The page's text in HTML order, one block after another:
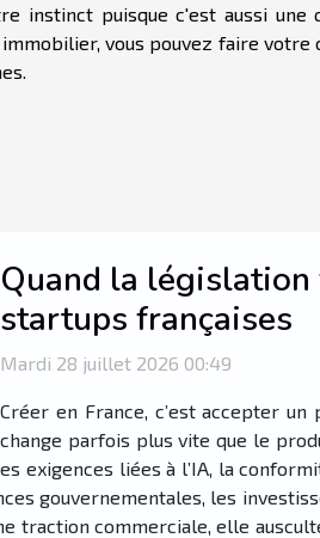
instinct puisque c'est aussi une
vous pouvez faire votre
Quand la
startups françaises
Mardi 28 juillet 2026 00:49
Créer en France, c’est accepter
change parfois plus vite que le
exigences liées à l’IA, la
gouvernementales, les
traction commerciale, elle